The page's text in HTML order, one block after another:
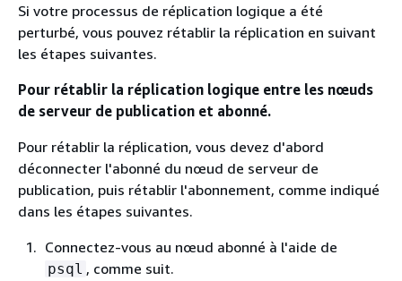
Si votre processus de réplication logique a été
perturbé, vous pouvez rétablir la réplication en suivant
les étapes suivantes.
Pour rétablir la réplication logique entre les nœuds
de serveur de publication et abonné.
Pour rétablir la réplication, vous devez d'abord
déconnecter l'abonné du nœud de serveur de
publication, puis rétablir l'abonnement, comme indiqué
dans les étapes suivantes.
Connectez-vous au nœud abonné à l'aide de
psql , comme suit.